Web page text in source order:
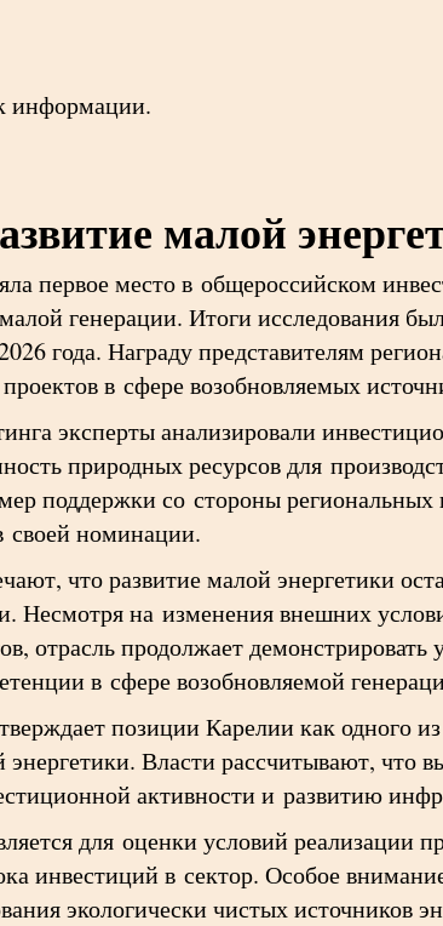
информации.
малой
первое место в общероссийском
генерации. Итоги исследования
года. Награду представителям
в сфере возобновляемых
эксперты анализировали
природных ресурсов для
поддержки со стороны региональных
номинации.
что развитие малой энергетики
Несмотря на изменения внешних
отрасль продолжает
в сфере возобновляемой
позиции Карелии как одного
Власти рассчитывают, что
активности и развитию
для оценки условий реализации
инвестиций в сектор. Особое
экологически чистых источников